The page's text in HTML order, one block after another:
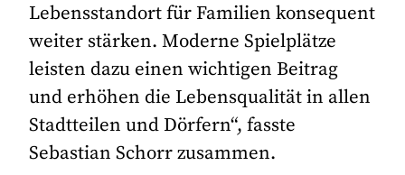
Lebensstandort für Familien konsequent
weiter stärken. Moderne Spielplätze
leisten dazu einen wichtigen Beitrag
und erhöhen die Lebensqualität in allen
Stadtteilen und Dörfern“, fasste
Sebastian Schorr zusammen.